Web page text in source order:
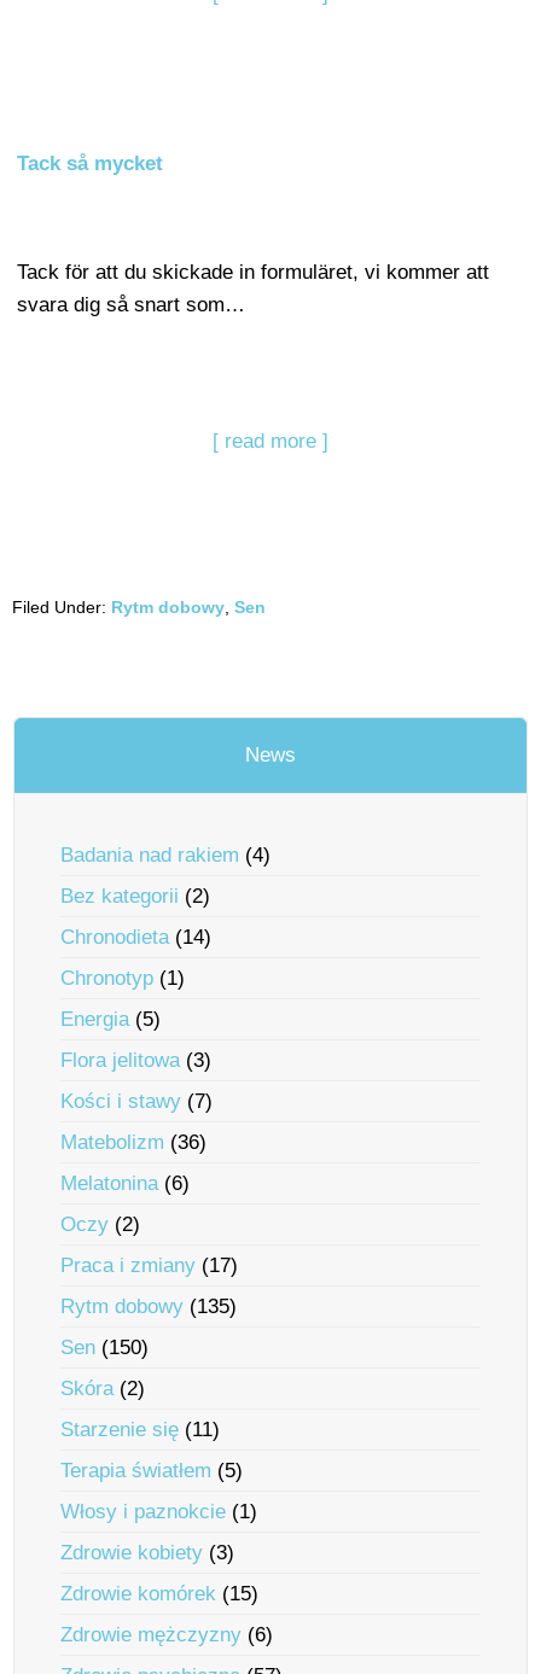
Tack så mycket
Tack för att du skickade in formuläret, vi kommer att
svara dig så snart som…
[ read more ]
Filed Under: Rytm dobowy Sen
News
Badania nad rakiem (4)
Bez kategorii (2)
Chronodieta(14)
Chronotyp (1)
Energia(5)
Flora jelitowa(3)
Kości i stawy (7)
Matebolizm (36)
Melatonina(6)
Oczy (2)
Praca i zmiany (17)
Rytm dobowy (135)
Sen (150)
Skóra(2)
Starzenie się (11)
Terapia światłem (5)
Włosy i paznokcie (1)
Zdrowie kobiety (3)
Zdrowie komórek (15)
Zdrowie mężczyzny (6)